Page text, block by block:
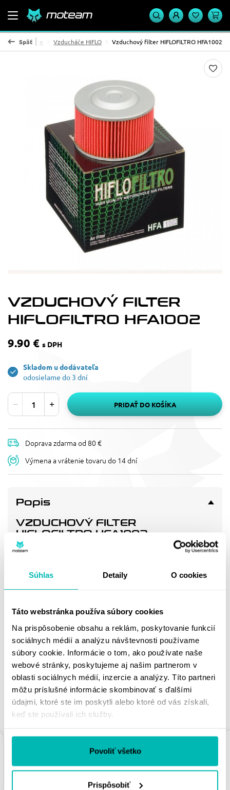
Súhlas Detaily O cookies
Táto webstránka používa súbory cookies
Na prispôsobenie obsahu a reklám, poskytovanie funkcií
sociálnych médií a analýzu návštevnosti používame
súbory cookie. Informácie o tom, ako používate naše
webové stránky, poskytujeme aj našim partnerom v
oblasti sociálnych médií, inzercie a analýzy. Títo partneri
môžu príslušné informácie skombinovať s ďalšími
údajmi, ktoré ste im poskytli alebo ktoré od vás získali,
keď ste používali ich služby.
Povoliť všetko
Prispôsobiť
Späťfiltre Vzducháče HIFLO Vzduchový filter HIFLOFILTRO HFA1002
VZDUCHOVÝ FILTER
HIFLOFILTRO HFA1002
9.90 € s DPH
Skladom u dodávateľa
odosielame do 3 dní
PRIDAŤ DO KOŠÍKA
Doprava zdarma od 80 €
Výmena a vrátenie tovaru do 14 dní
Popis
VZDUCHOVÝ FILTER
HIFLOFILTRO HFA1002
Vzduchový filtr - náhrada OEM (17211-GB4-770)
Doprava a vrátenie
MOHLO BY SA VÁM
PÁČIŤ
PODOBNÉ PRODUKTY